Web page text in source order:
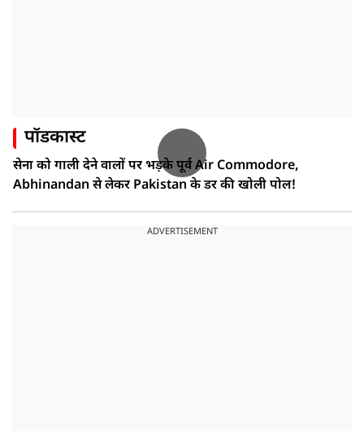
पॉडकास्ट
सेना को गाली देने वालों पर भड़के पूर्व Air Commodore,
Abhinandan से लेकर Pakistan के डर की खोली पोल!
ADVERTISEMENT